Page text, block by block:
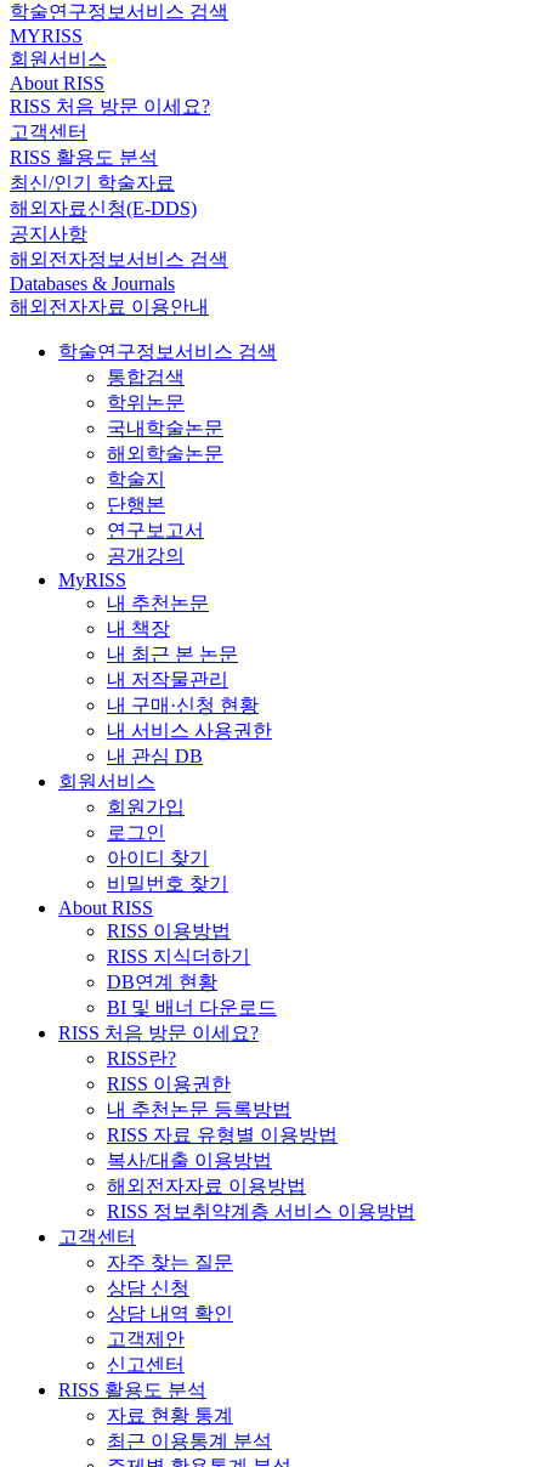
학술연구정보서비스 검색
MYRISS
회원서비스
About RISS
RISS 처음 방문 이세요?
고객센터
RISS 활용도 분석
최신/인기 학술자료
해외자료신청(E-DDS)
공지사항
해외전자정보서비스 검색
Databases & Journals
해외전자자료 이용안내
학술연구정보서비스 검색
통합검색
학위논문
국내학술논문
해외학술논문
학술지
단행본
연구보고서
공개강의
MyRISS
내 추천논문
내 책장
내 최근 본 논문
내 저작물관리
내 구매·신청 현황
내 서비스 사용권한
내 관심 DB
회원서비스
회원가입
로그인
아이디 찾기
비밀번호 찾기
About RISS
RISS 이용방법
RISS 지식더하기
DB연계 현황
BI 및 배너 다운로드
RISS 처음 방문 이세요?
RISS란?
RISS 이용권한
내 추천논문 등록방법
RISS 자료 유형별 이용방법
복사/대출 이용방법
해외전자자료 이용방법
RISS 정보취약계층 서비스 이용방법
고객센터
자주 찾는 질문
상담 신청
상담 내역 확인
고객제안
신고센터
RISS 활용도 분석
자료 현황 통계
최근 이용통계 분석